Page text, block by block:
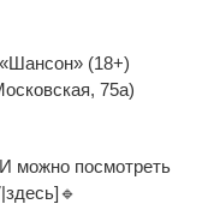
(18+)
75а)
посмотреть